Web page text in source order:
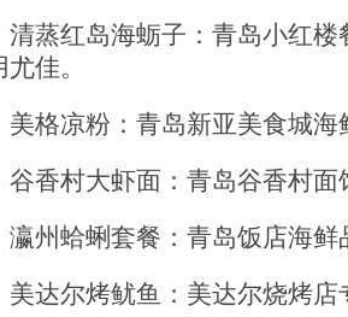
红岛海蛎子：青岛小红楼
尤佳。
凉粉：青岛新亚美食城海
村大虾面：青岛谷香村面
蛤蜊套餐：青岛饭店海鲜
尔烤鱿鱼：美达尔烧烤店